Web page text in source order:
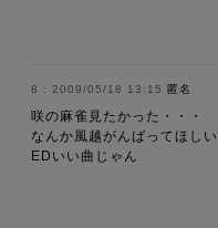
2009/05/18 13:15 匿名
咲の麻雀見たかった・・・
なんか風越がんばってほしい
EDいい曲じゃん